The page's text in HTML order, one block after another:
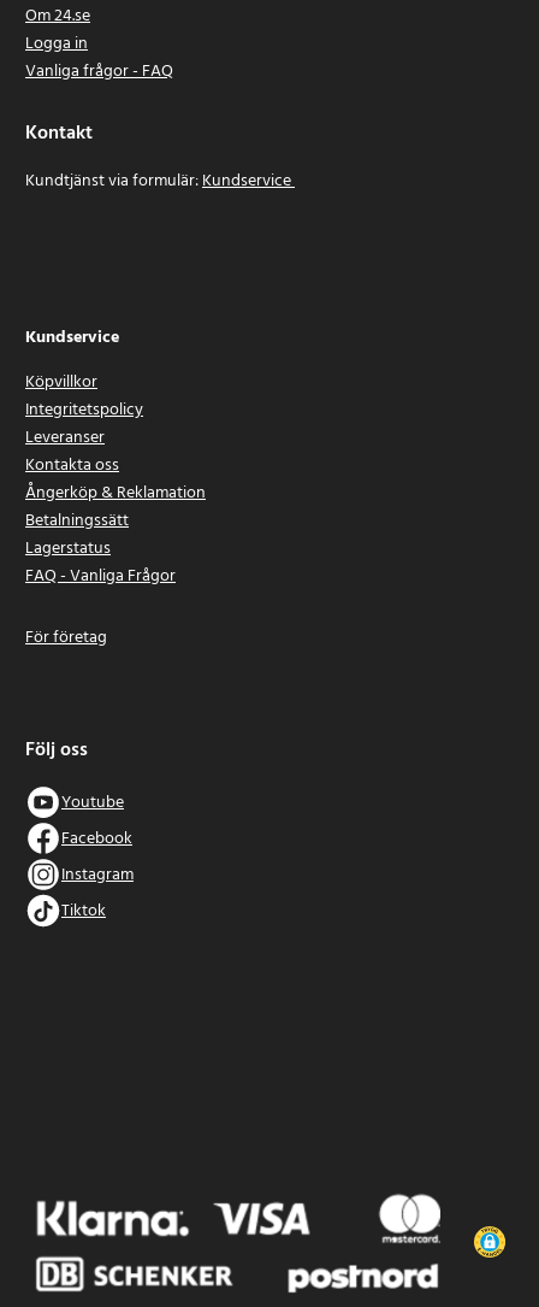
Om 24.se
Logga in
Vanliga frågor - FAQ
Kontakt
Kundtjänst via formulär:Kundservice
Kundservice
Köpvillkor
Integritetspolicy
Leveranser
Kontakta oss
Ångerköp & Reklamation
Betalningssätt
Lagerstatus
FAQ - Vanliga Frågor
För företag
Följ oss
Youtube
Facebook
Instagram
Tiktok